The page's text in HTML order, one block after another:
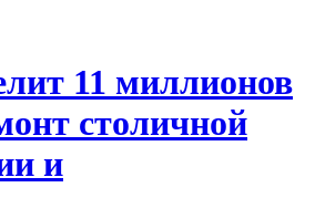
11 миллионов
столичной
и